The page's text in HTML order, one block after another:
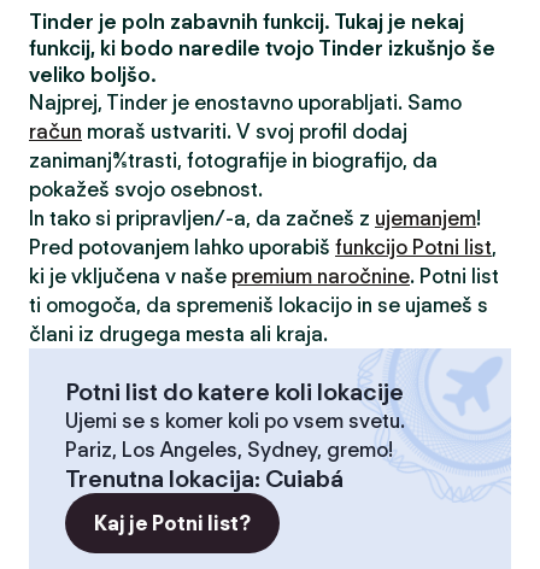
Tinder je poln zabavnih funkcij. Tukaj je nekaj
funkcij, ki bodo naredile tvojo Tinder izkušnjo še
veliko boljšo.
Najprej, Tinder je enostavno uporabljati. Samo
račun moraš ustvariti. V svoj profil dodaj
zanimanja/strasti, fotografije in biografijo, da
pokažeš svojo osebnost.
In tako si pripravljen/-a, da začneš z ujemanjem!
Pred potovanjem lahko uporabiš funkcijo Potni list,
ki je vključena v naše premium naročnine. Potni list
ti omogoča, da spremeniš lokacijo in se ujameš s
člani iz drugega mesta ali kraja.
Potni list do katere koli lokacije
Ujemi se s komer koli po vsem svetu.
Pariz, Los Angeles, Sydney, gremo!
Trenutna lokacija: Cuiabá
Kaj je Potni list?